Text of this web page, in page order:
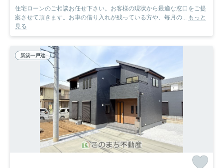
住宅ローンのご相談お任せ下さい。お客様の現状から最適な窓口をご提
案させて頂きます。お車の借り入れが残っている方や、毎月の... もっと
見る
新築一戸建